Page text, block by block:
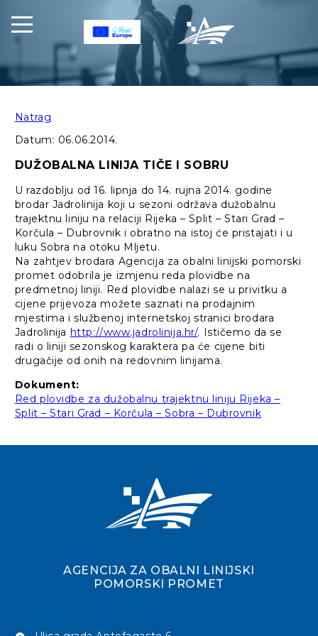
Natrag
Datum: 06.06.2014.
DUŽOBALNA LINIJA TIČE I SOBRU
U razdoblju od 16. lipnja do 14. rujna 2014. godine
brodar Jadrolinija koji u sezoni održava dužobalnu
trajektnu liniju na relaciji Rijeka – Split – Stari Grad –
Korčula – Dubrovnik i obratno na istoj će pristajati i u
luku Sobra na otoku Mljetu.
Na zahtjev brodara Agencija za obalni linijski pomorski
promet odobrila je izmjenu reda plovidbe na
predmetnoj liniji. Red plovidbe nalazi se u privitku a
cijene prijevoza možete saznati na prodajnim
mjestima i službenoj internetskoj stranici brodara
Jadrolinija http://www.jadrolinija.hr/. Ističemo da se
radi o liniji sezonskog karaktera pa će cijene biti
drugačije od onih na redovnim linijama.
Dokument:
Red plovidbe za dužobalnu trajektnu liniju Rijeka –
Split – Stari Grad – Korčula – Sobra – Dubrovnik
AGENCIJA ZA OBALNI LINIJSKI
POMORSKI PROMET